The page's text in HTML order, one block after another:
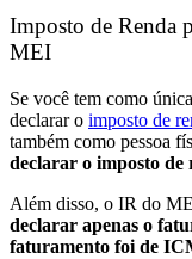
Imposto de Renda
MEI
Se você tem como
declarar o imposto de
também como pessoa
declarar o imposto de
Além disso, o IR do
declarar apenas o
faturamento foi de